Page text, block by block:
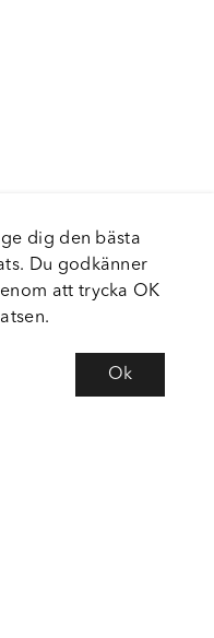
dig den bästa
Du godkänner
att trycka OK
Ok